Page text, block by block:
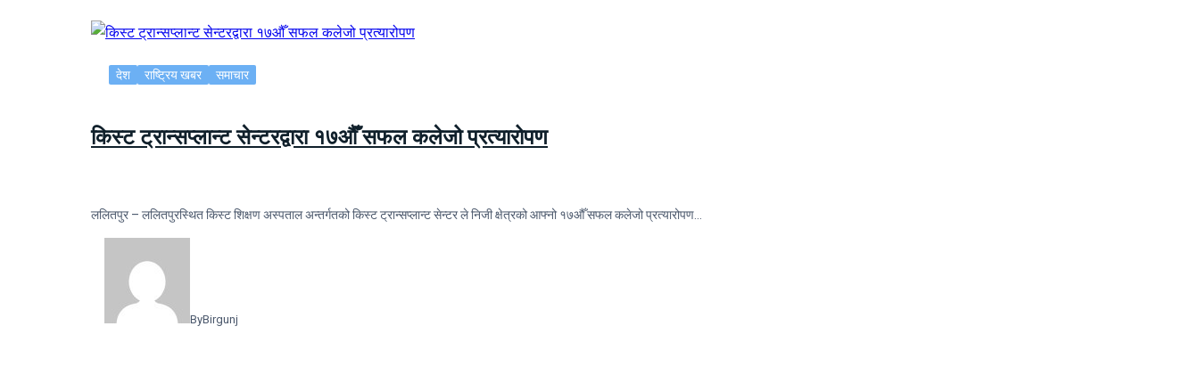
देश राष्ट्रिय खबर समाचार
किस्ट ट्रान्सप्लान्ट सेन्टरद्वारा १७औँ सफल कलेजो प्रत्यारोपण
ललितपुर – ललितपुरस्थित किस्ट शिक्षण अस्पताल अन्तर्गतको किस्ट ट्रान्सप्लान्ट सेन्टर ले निजी क्षेत्रको आफ्नो १७औँ सफल कलेजो प्रत्यारोपण…
ByBirgunj